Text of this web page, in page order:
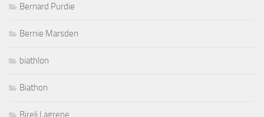
Bernard Purdie
Bernie Marsden
biathlon
Biathon
Bireli Lagrene